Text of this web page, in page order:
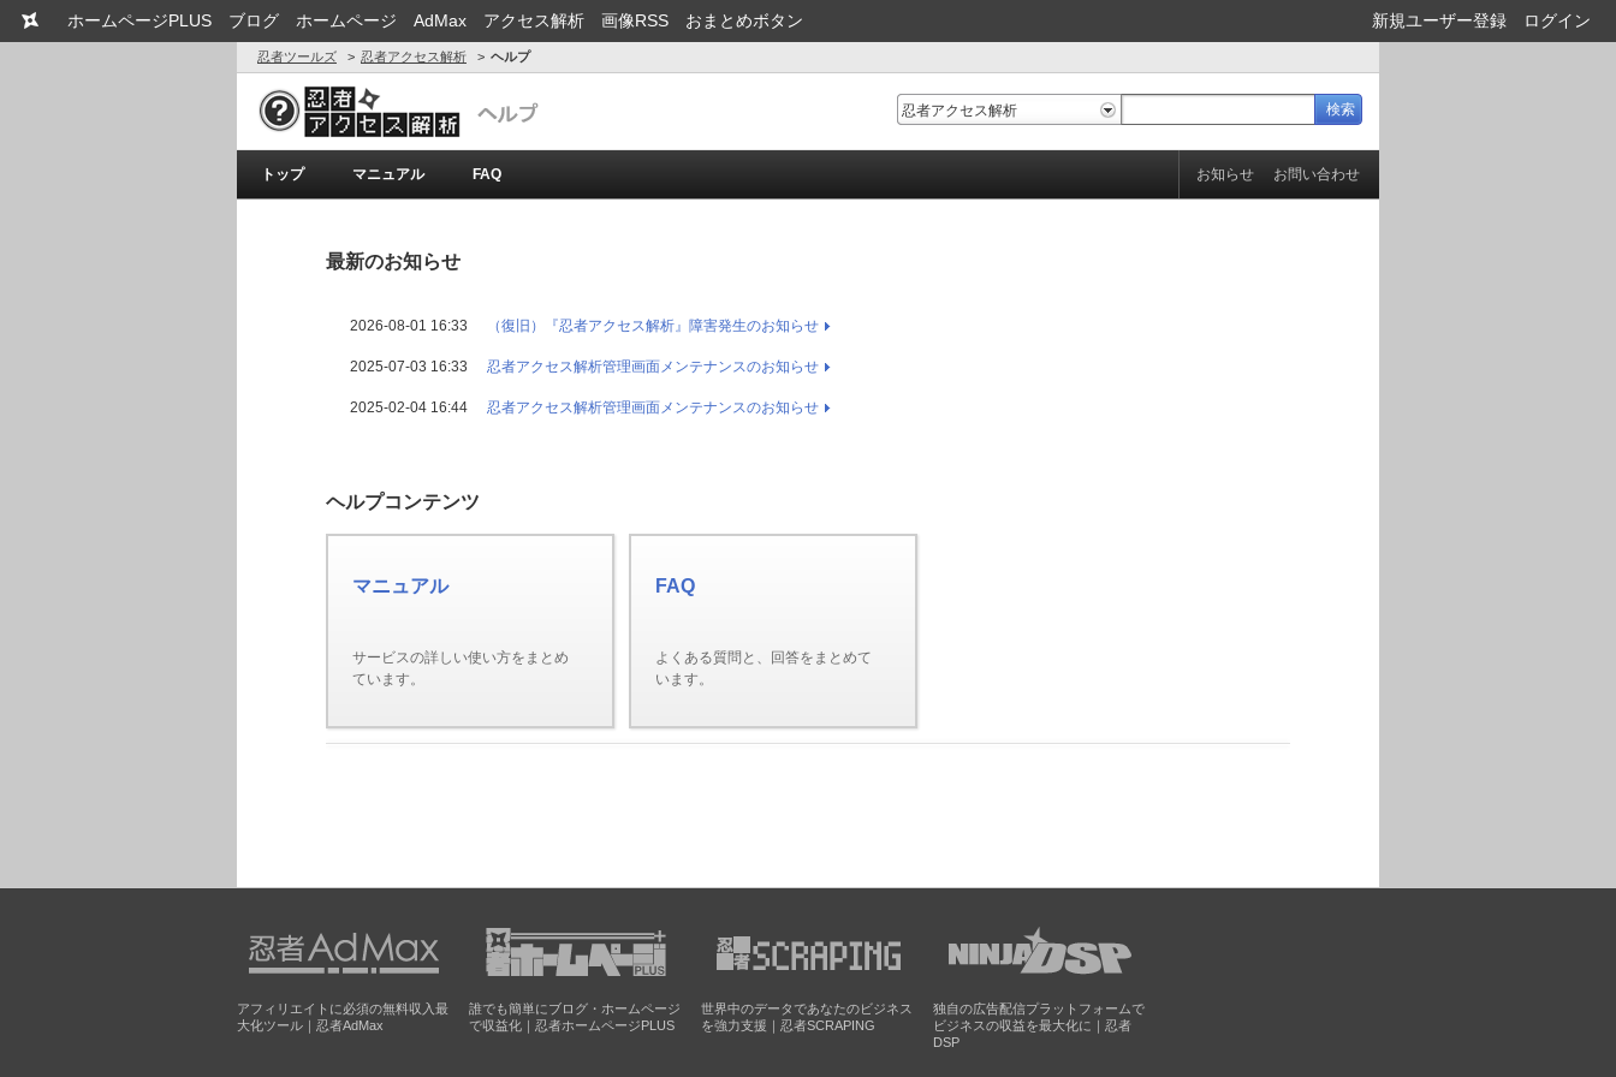
新規ユーザー登録 ログイン
ホームページPLUS ブログ ホームページ AdMax アクセス解析 画像RSS おまとめボタン
忍者ツールズ 忍者アクセス解析 ヘルプ
トップ マニュアル FAQ お問い合わせ
お知らせ
最新のお知らせ
2026-08-01 16:33 （復旧）『忍者アクセス解析』障害発生のお知らせ
2025-07-03 16:33 忍者アクセス解析管理画面メンテナンスのお知らせ
2025-02-04 16:44 忍者アクセス解析管理画面メンテナンスのお知らせ
ヘルプコンテンツ
マニュアル
サービスの詳しい使い方をまとめ
ています。
FAQ
よくある質問と、回答をまとめて
います。
アフィリエイトに必須の無料収入最
大化ツール｜忍者AdMax
誰でも簡単にブログ・ホームページ
で収益化｜忍者ホームページPLUS
世界中のデータであなたのビジネス
を強力支援｜忍者SCRAPING
独自の広告配信プラットフォームで
ビジネスの収益を最大化に｜忍者
DSP